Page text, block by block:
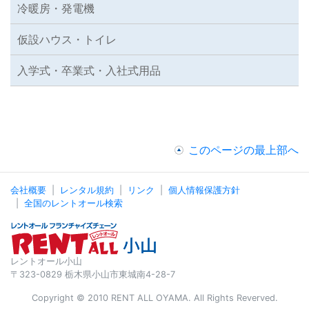
冷暖房・発電機
仮設ハウス・トイレ
入学式・卒業式・入社式用品
このページの最上部へ
会社概要 レンタル規約 リンク
個人情報保護方針
全国のレントオール検索
レントオール小山
〒323-0829 栃木県小山市東城南4-28-7
Copyright © 2010 RENT ALL OYAMA. All Rights Reverved.